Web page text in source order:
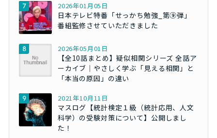
2026年01月05日
日本テレビ特番「せっかち勉強_第⑨弾」
番組監修させていただきました
2026年05月01日
【全10話まとめ】疑似相関シリーズ 全話ア
ーカイブ｜やさしく学ぶ「見える相関」と
「本当の原因」の違い
2021年10月11日
マスログ【統計検定１級（統計応用、人文
科学）の受験対策について】公開しまし
た！